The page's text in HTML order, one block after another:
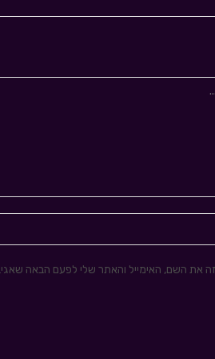
את השם, האימייל והאתר שלי לפעם הבאה